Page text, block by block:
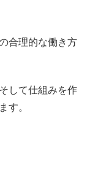
合理的な働き方
して仕組みを作
す。